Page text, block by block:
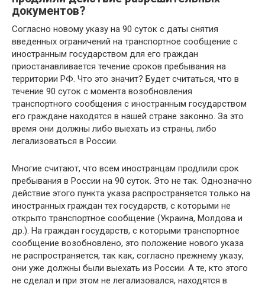
документов?
Согласно новому указу на 90 суток с даты снятия
введенных ограничений на транспортное сообщение с
иностранным государством для его граждан
приостанавливается течение сроков пребывания на
территории РФ. Что это значит? Будет считаться, что в
течение 90 суток с момента возобновления
транспортного сообщения с иностранным государством
его граждане находятся в нашей стране законно. За это
время они должны либо выехать из страны, либо
легализоваться в России.
Многие считают, что всем иностранцам продлили срок
пребывания в России на 90 суток. Это не так. Однозначно
действие этого пункта указа распространяется только на
иностранных граждан тех государств, с которыми не
открыто транспортное сообщение (Украина, Молдова и
др.). На граждан государств, с которыми транспортное
сообщение возобновлено, это положение нового указа
не распространяется, так как, согласно прежнему указу,
они уже должны были выехать из России. А те, кто этого
не сделал и при этом не легализовался, находятся в